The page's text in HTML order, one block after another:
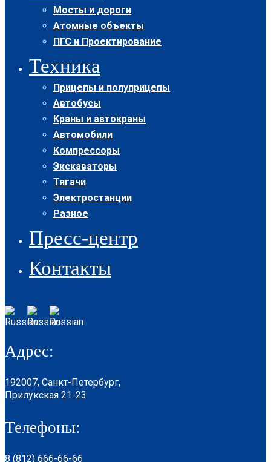
Мосты и дороги
Атомные объекты
ПГС и Проектирование
Техника
Прицепы и полуприцепы
Автобусы
Краны и автокраны
Автомобили
Компрессоры
Экскаваторы
Тягачи
Электростанции
Разное
Пресс-центр
Контакты
Адрес:
192007, Санкт-Петербург,
Прилукская 21-23
Телефоны:
8 (812) 666-66-66